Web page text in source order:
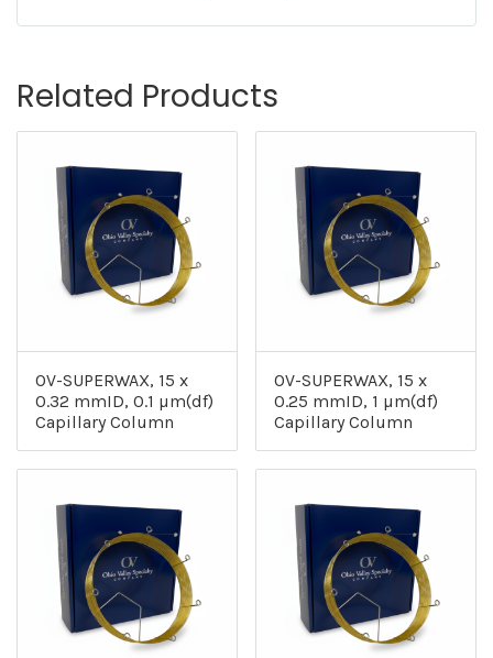
Related Products
OV-SUPERWAX, 15 x
0.32 mmID, 0.1 µm(df)
Capillary Column
OV-SUPERWAX, 15 x
0.25 mmID, 1 µm(df)
Capillary Column